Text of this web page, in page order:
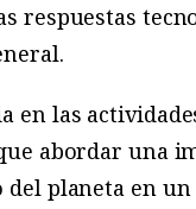
respuestas
en las
abordar una
planeta en